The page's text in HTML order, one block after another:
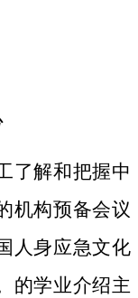
了解和把握中
机构预备会议
人身应急文化
的学业介绍主